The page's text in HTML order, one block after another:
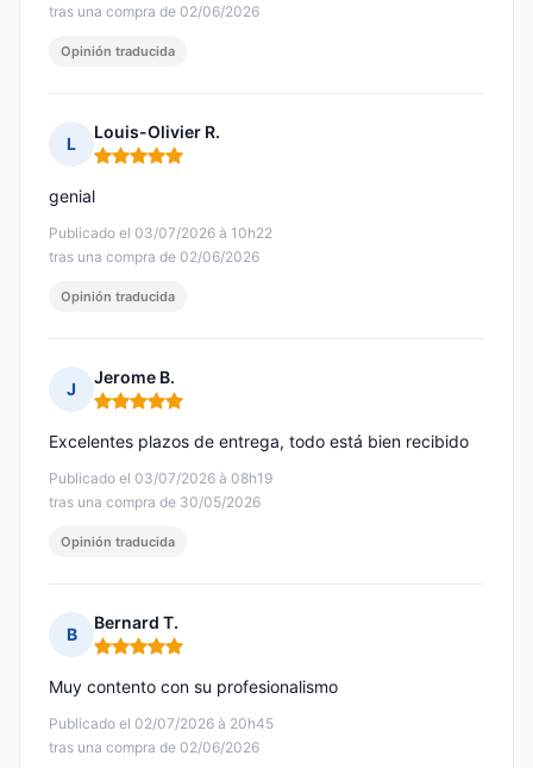
tras una compra de 02/06/2026
Opinión traducida
L
Louis-Olivier R.
Nota: 5 de 5
Publicado el 03/07/2026 à 10h22
tras una compra de 02/06/2026
genial
Opinión traducida
J
Jerome B.
Nota: 5 de 5
Publicado el 03/07/2026 à 08h19
tras una compra de 30/05/2026
Excelentes plazos de entrega, todo está bien recibido
Opinión traducida
B
Bernard T.
Nota: 5 de 5
Publicado el 02/07/2026 à 20h45
tras una compra de 02/06/2026
Muy contento con su profesionalismo